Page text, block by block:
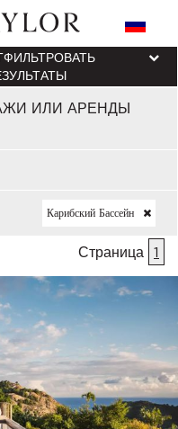
ИЛИ АРЕНДЫ
Карибский Бассейн
Страница 1